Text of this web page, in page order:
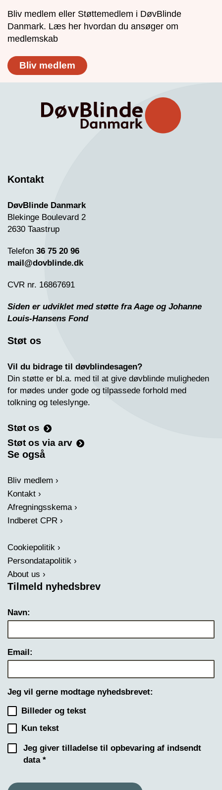
Bliv medlem eller Støttemedlem i DøvBlinde
Danmark. Læs her hvordan du ansøger om
medlemskab
Bliv medlem
Kontakt
DøvBlinde Danmark
Blekinge Boulevard 2
2630 Taastrup
Telefon 36 75 20 96
mail@dovblinde.dk
CVR nr. 16867691
Siden er udviklet med støtte fra Aage og Johanne
Louis-Hansens Fond
Støt os
Vil du bidrage til døvblindesagen?
Din støtte er bl.a. med til at give døvblinde muligheden
for mødes under gode og tilpassede forhold med
tolkning og teleslynge.
Støt os
Støt os via arv
Se også
Bliv medlem
Kontakt
Afregningsskema
Indberet CPR
Cookiepolitik
Persondatapolitik
About us
Tilmeld nyhedsbrev
Navn:
Email:
Jeg vil gerne modtage nyhedsbrevet:
Billeder og tekst
Kun tekst
Jeg giver tilladelse til opbevaring af indsendt
data *